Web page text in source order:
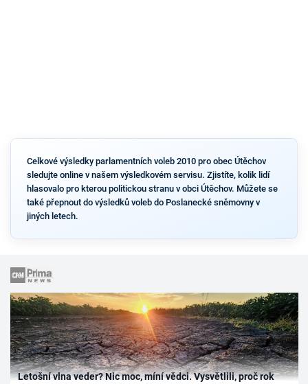
Celkové výsledky parlamentních voleb 2010 pro obec Útěchov
sledujte online v našem výsledkovém servisu. Zjistíte, kolik lidí
hlasovalo pro kterou politickou stranu v obci Útěchov. Můžete se
také přepnout do výsledků voleb do Poslanecké sněmovny v
jiných letech.
Letošní vlna veder? Nic moc, míní vědci. Vysvětlili, proč rok